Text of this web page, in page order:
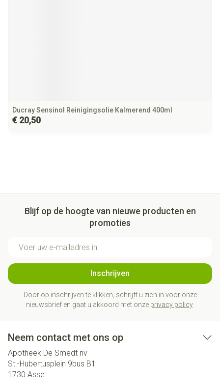
Ducray Sensinol Reinigingsolie Kalmerend 400ml
€ 20,50
Blijf op de hoogte van nieuwe producten en
promoties
Inschrijven
Door op inschrijven te klikken, schrijft u zich in voor onze
nieuwsbrief en gaat u akkoord met onze privacy policy.
Neem contact met ons op
Apotheek De Smedt nv
St.-Hubertusplein 9bus B1
1730 Asse